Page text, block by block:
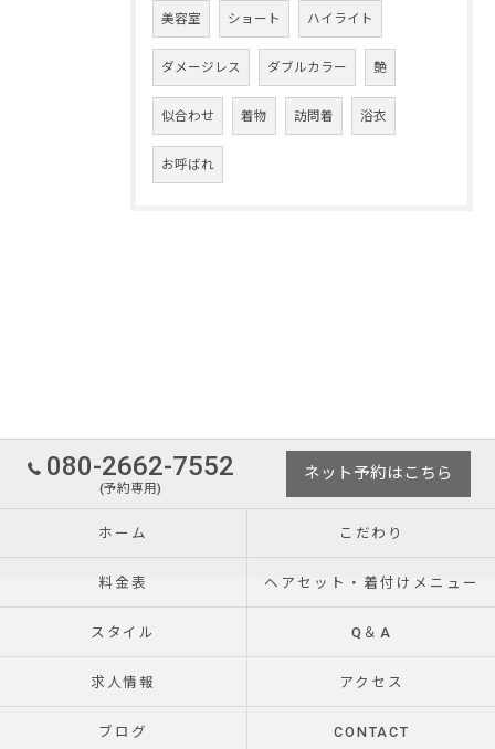
美容室 ショート ハイライト
ダメージレス ダブルカラー 艶
似合わせ 着物 訪問着 浴衣
お呼ばれ
080-2662-7552
(予約専用)
ネット予約はこちら
ホーム こだわり
料金表 ヘアセット・着付けメニュー
スタイル Q＆A
求人情報 アクセス
ブログ CONTACT